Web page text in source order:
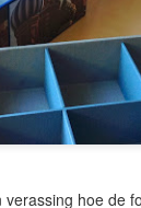
hoe de